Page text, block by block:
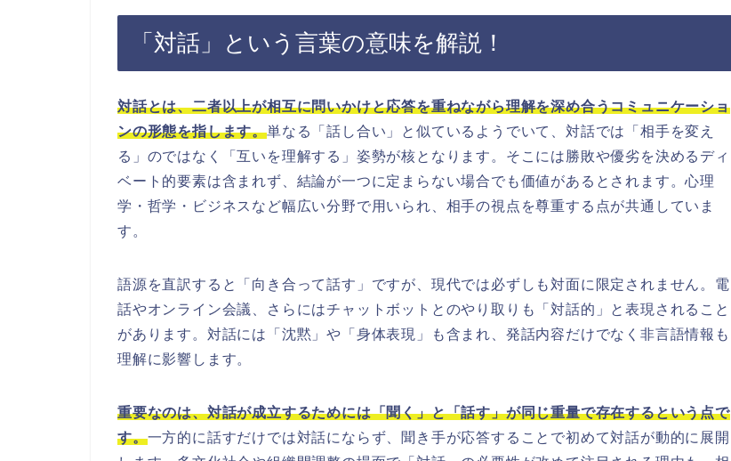
「対話」という言葉の意味を解説！
対話とは、二者以上が相互に問いかけと応答を重ねながら理解を深め合うコミュニケーショ
ンの形態を指します。単なる「話し合い」と似ているようでいて、対話では「相手を変え
る」のではなく「互いを理解する」姿勢が核となります。そこには勝敗や優劣を決めるディ
ベート的要素は含まれず、結論が一つに定まらない場合でも価値があるとされます。心理
学・哲学・ビジネスなど幅広い分野で用いられ、相手の視点を尊重する点が共通していま
す。
語源を直訳すると「向き合って話す」ですが、現代では必ずしも対面に限定されません。電
話やオンライン会議、さらにはチャットボットとのやり取りも「対話的」と表現されること
があります。対話には「沈黙」や「身体表現」も含まれ、発話内容だけでなく非言語情報も
理解に影響します。
重要なのは、対話が成立するためには「聞く」と「話す」が同じ重量で存在するという点で
す。一方的に話すだけでは対話にならず、聞き手が応答することで初めて対話が動的に展開